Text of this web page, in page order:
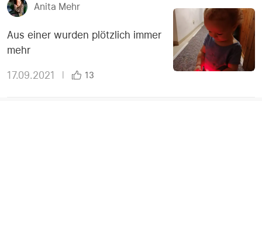
Anita Mehr
Aus einer wurden plötzlich immer
mehr
17.09.2021 13